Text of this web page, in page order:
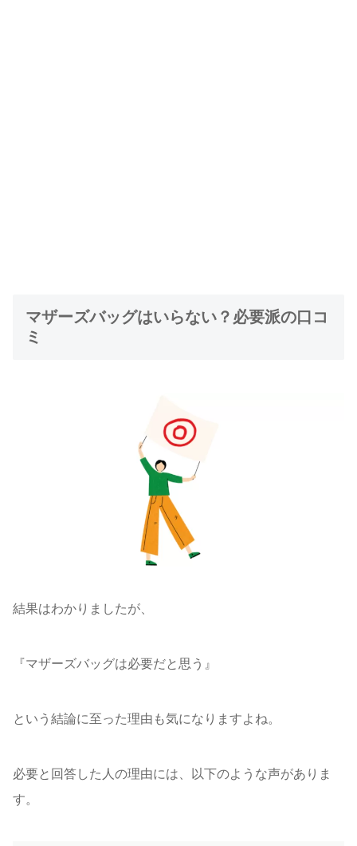
マザーズバッグはいらない？必要派の口コ
ミ
結果はわかりましたが、
『マザーズバッグは必要だと思う』
という結論に至った理由も気になりますよね。
必要と回答した人の理由には、以下のような声がありま
す。